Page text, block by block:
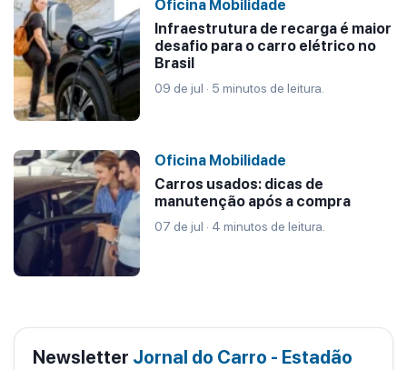
Oficina Mobilidade
Infraestrutura de recarga é maior
desafio para o carro elétrico no
Brasil
09 de jul · 5 minutos de leitura.
Oficina Mobilidade
Carros usados: dicas de
manutenção após a compra
07 de jul · 4 minutos de leitura.
Newsletter Jornal do Carro - Estadão